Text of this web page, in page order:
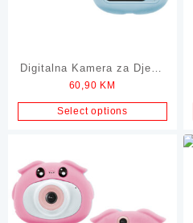
Digitalna Kamera za Djecu
maXlife Blue 3MP
60,90 KM
Select options